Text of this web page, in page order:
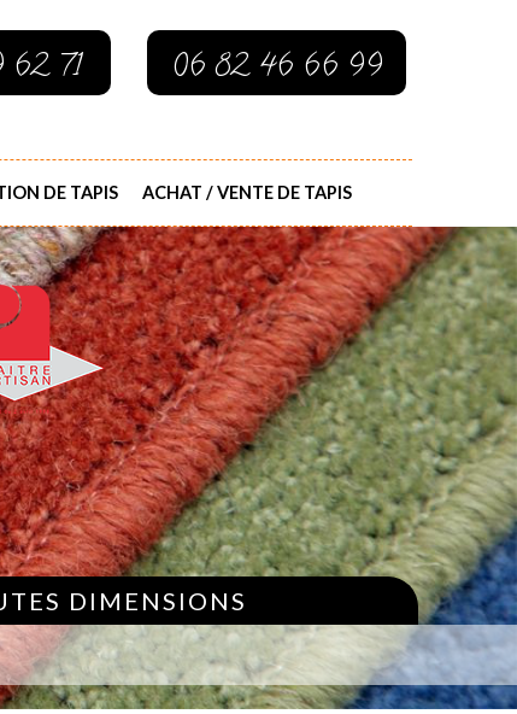
71 06 82 46 66 99
DE TAPIS ACHAT / VENTE DE TAPIS
DIMENSIONS